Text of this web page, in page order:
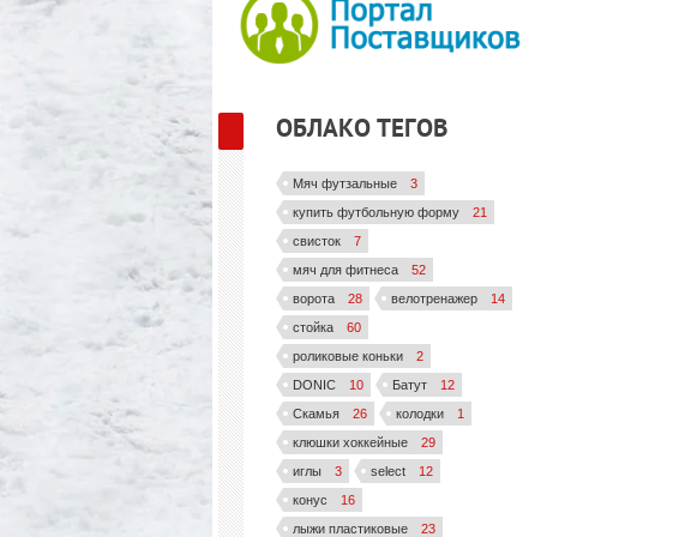
ОБЛАКО ТЕГОВ
Мяч футзальные
3
купить футбольную форму
21
свисток
7
мяч для фитнеса
52
ворота
28 велотренажер
14
стойка
60
роликовые коньки
2
DONIC
10 Батут
12
Скамья
26 колодки
1
клюшки хоккейные
29
иглы
3 select
12
конус
16
лыжи пластиковые
23